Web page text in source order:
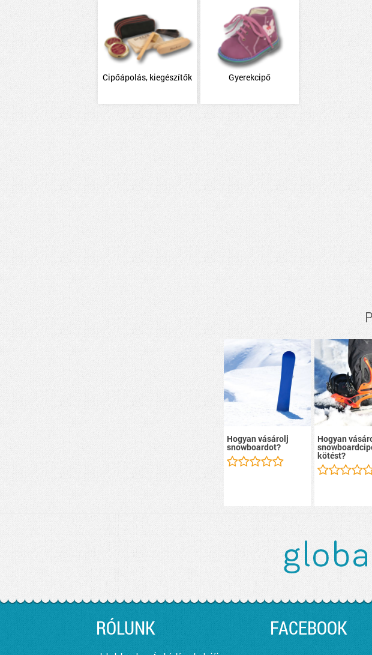
Cipőápolás, kiegészítők Gyerekcipő
Hogyan vásárolj
snowboardot?
Hogyan
kötést?
RÓLUNK FACEBOOK